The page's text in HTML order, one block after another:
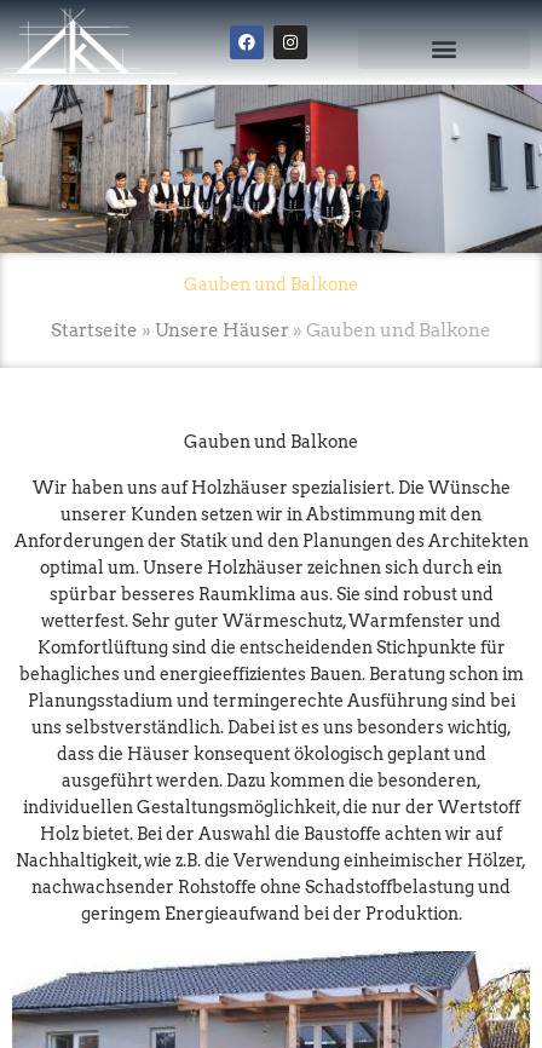
Zum
Inhalt
springen
F
a
c
e
o
o
k
I
n
s
t
a
g
a
m
Gauben und Balkone
Startseite » Unsere Häuser » Gauben und Balkone
Gauben und Balkone
Wir haben uns auf Holzhäuser spezialisiert. Die Wünsche
unserer Kunden setzen wir in Abstimmung mit den
Anforderungen der Statik und den Planungen des Architekten
optimal um. Unsere Holzhäuser zeichnen sich durch ein
spürbar besseres Raumklima aus. Sie sind robust und
wetterfest. Sehr guter Wärmeschutz, Warmfenster und
Komfortlüftung sind die entscheidenden Stichpunkte für
behagliches und energieeffizientes Bauen. Beratung schon im
Planungsstadium und termingerechte Ausführung sind bei
uns selbstverständlich. Dabei ist es uns besonders wichtig,
dass die Häuser konsequent ökologisch geplant und
ausgeführt werden. Dazu kommen die besonderen,
individuellen Gestaltungsmöglichkeit, die nur der Wertstoff
Holz bietet. Bei der Auswahl die Baustoffe achten wir auf
Nachhaltigkeit, wie z.B. die Verwendung einheimischer Hölzer,
nachwachsender Rohstoffe ohne Schadstoffbelastung und
geringem Energieaufwand bei der Produktion.